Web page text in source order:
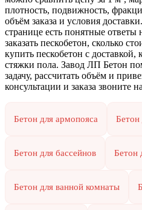
плотность, подвижность,
объём заказа и условия
странице есть понятные ответы
заказать пескобетон, сколько
купить пескобетон с
стяжки пола. Завод ЛП Бетон
задачу, рассчитать объём и
консультации и заказа звоните
Бетон для армопояса Бетон
Бетон для бассейнов Бетон
Бетон для ванной комнаты